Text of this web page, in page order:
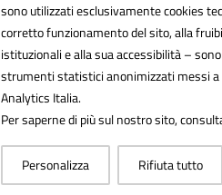
sono utilizzati esclusivamente cookies
corretto funzionamento del sito, alla
istituzionali e alla sua accessibilità –
strumenti statistici anonimizzati messi a
Analytics Italia.
Per saperne di più sul nostro sito,
Personalizza Rifiuta tutto